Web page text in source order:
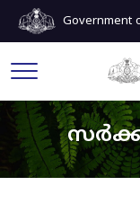
Government